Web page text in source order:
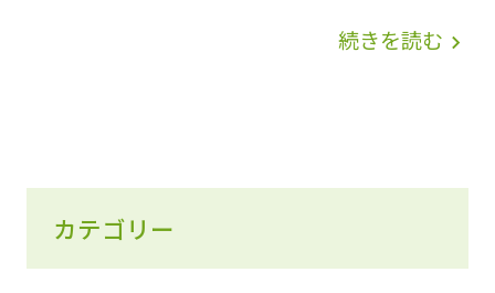
習ペースを整え、勉強法を改善したい！●新大
訓講習プランをご提案いたします。この春期特
訓講習で効率よく成果につなげていきます
(^_-)-☆ ＜春期特訓講習概要＞■期間：3月18
続きを読む navigate_next
カテゴリー